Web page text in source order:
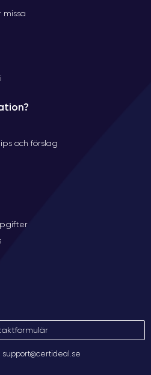
missa
och förslag
support@certideal.se